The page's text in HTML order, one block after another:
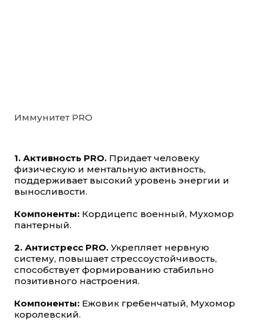
Иммунитет PRO
1. Активность PRO. Придает человеку
физическую и ментальную активность,
поддерживает высокий уровень энергии и
выносливости.
Компоненты: Кордицепс военный, Мухомор
пантерный.
2. Антистресс PRO. Укрепляет нервную
систему, повышает стрессоустойчивость,
способствует формированию стабильно
позитивного настроения.
Компоненты: Ежовик гребенчатый, Мухомор
королевский.